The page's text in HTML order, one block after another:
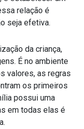
relação é
seja efetiva.
da criança,
É no ambiente
valores, as regras
os primeiros
possui uma
em todas elas é